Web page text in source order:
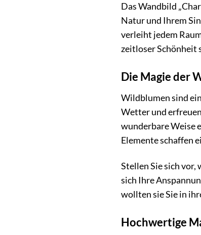
Das Wandbild
Natur und Ihrem
verleiht jedem
zeitloser Schönheit
Die Magie der
Wildblumen sind
Wetter und
wunderbare Weise
Elemente schaffen
Stellen Sie sich vor,
sich Ihre
wollten sie Sie in
Hochwertige